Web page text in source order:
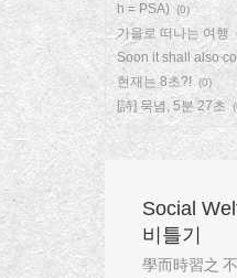
h = PSA)
(0)
가을로 떠나는 여행
Soon it shall also
현재는 8초?! (0)
[詩] 묵념, 5분 27초
Social
비틀기
學而時習之